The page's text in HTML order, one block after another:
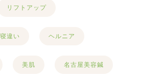
リフトアップ
寝違い ヘルニア
美肌 名古屋美容鍼